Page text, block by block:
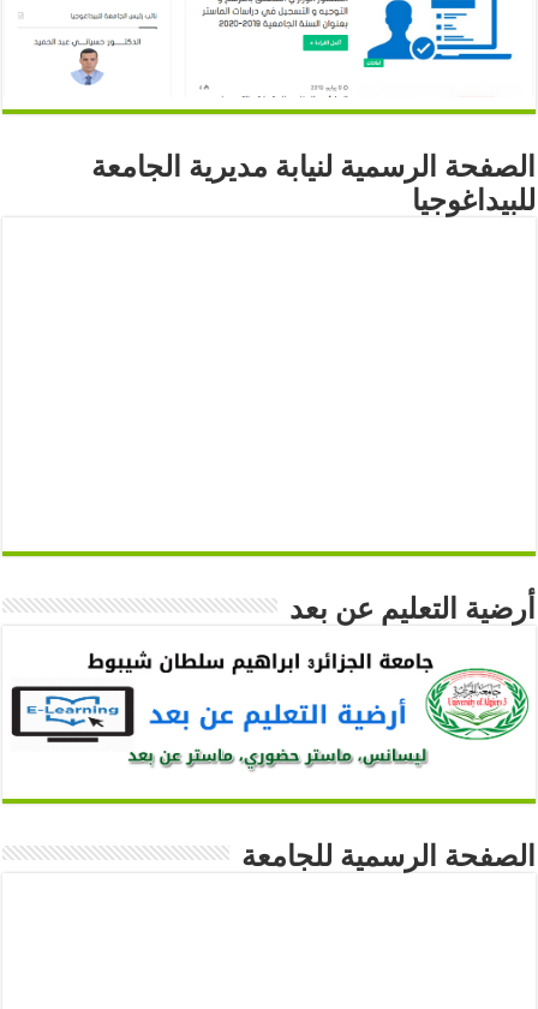
الصفحة الرسمية لنيابة مديرية الجامعة
للبيداغوجيا
أرضية التعليم عن بعد
الصفحة الرسمية للجامعة